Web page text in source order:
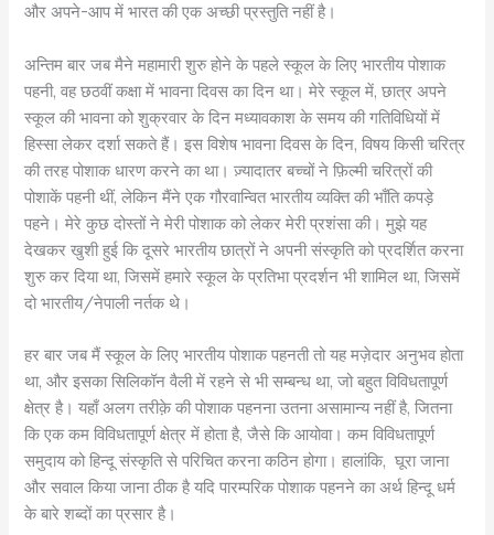
और अपने-आप में भारत की एक अच्छी प्रस्तुति नहीं है।
अन्तिम बार जब मैने महामारी शुरु होने के पहले स्कूल के लिए भारतीय पोशाक
पहनी, वह छठवीं कक्षा में भावना दिवस का दिन था। मेरे स्कूल में, छात्र अपने
स्कूल की भावना को शुक्रवार के दिन मध्यावकाश के समय की गतिविधियों में
हिस्सा लेकर दर्शा सकते हैं। इस विशेष भावना दिवस के दिन, विषय किसी चरित्र
की तरह पोशाक धारण करने का था। ज़्यादातर बच्चों ने फ़िल्मी चरित्रों की
पोशाकें पहनी थीं, लेकिन मैंने एक गौरवान्वित भारतीय व्यक्ति की भाँति कपड़े
पहने। मेरे कुछ दोस्तों ने मेरी पोशाक को लेकर मेरी प्रशंसा की। मुझे यह
देखकर खुशी हुई कि दूसरे भारतीय छात्रों ने अपनी संस्कृति को प्रदर्शित करना
शुरु कर दिया था, जिसमें हमारे स्कूल के प्रतिभा प्रदर्शन भी शामिल था, जिसमें
दो भारतीय/नेपाली नर्तक थे।
हर बार जब मैं स्कूल के लिए भारतीय पोशाक पहनती तो यह मज़ेदार अनुभव होता
था, और इसका सिलिकॉन वैली में रहने से भी सम्बन्ध था, जो बहुत विविधतापूर्ण
क्षेत्र है। यहाँ अलग तरीक़े की पोशाक पहनना उतना असामान्य नहीं है, जितना
कि एक कम विविधतापूर्ण क्षेत्र में होता है, जैसे कि आयोवा। कम विविधतापूर्ण
समुदाय को हिन्दू संस्कृति से परिचित करना कठिन होगा। हालांकि, घूरा जाना
और सवाल किया जाना ठीक है यदि पारम्परिक पोशाक पहनने का अर्थ हिन्दू धर्म
के बारे शब्दों का प्रसार है।